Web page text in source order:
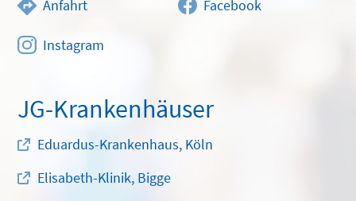
Anfahrt Facebook
Instagram
JG-Krankenhäuser
Eduardus-Krankenhaus, Köln
Elisabeth-Klinik, Bigge